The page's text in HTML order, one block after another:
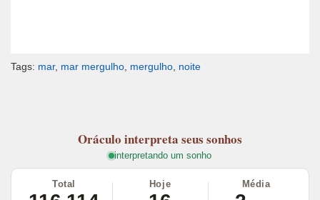
Tags: mar, mar mergulho mergulho noite
Oráculo interpreta seus sonhos
interpretando um sonho
Total Hoje Média